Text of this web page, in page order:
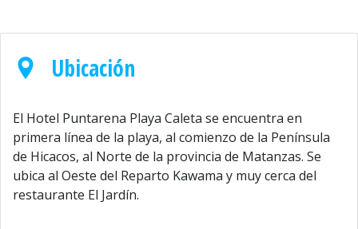
Ubicación
El Hotel Puntarena Playa Caleta se encuentra en
primera línea de la playa, al comienzo de la Península
de Hicacos, al Norte de la provincia de Matanzas. Se
ubica al Oeste del Reparto Kawama y muy cerca del
restaurante El Jardín.